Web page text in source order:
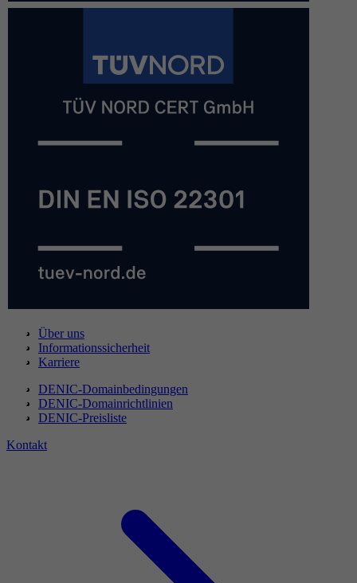
Über uns
Informationssicherheit
Karriere
DENIC-Domainbedingungen
DENIC-Domainrichtlinien
DENIC-Preisliste
Kontakt